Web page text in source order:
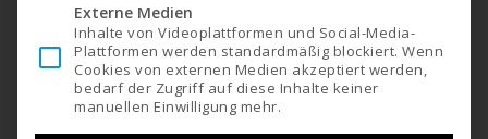
Drucken
Externe Medien
Inhalte von Videoplattformen und Social-Media-
Plattformen werden standardmäßig blockiert. Wenn
Cookies von externen Medien akzeptiert werden,
bedarf der Zugriff auf diese Inhalte keiner
manuellen Einwilligung mehr.